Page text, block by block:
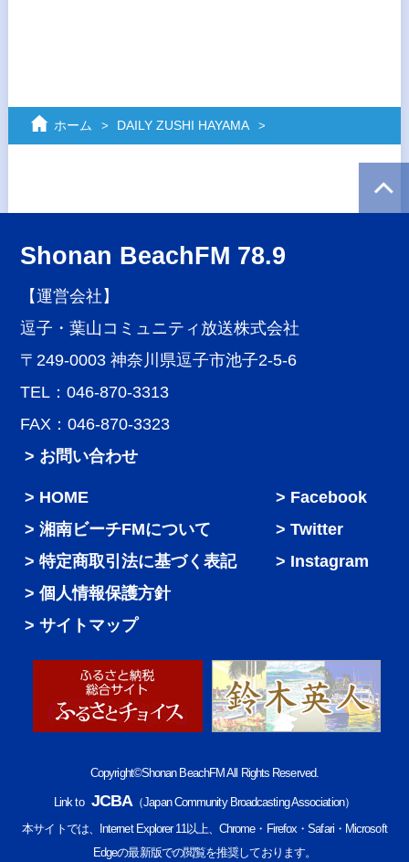
ホーム DAILY ZUSHI HAYAMA
Shonan BeachFM 78.9
【運営会社】
逗子・葉山コミュニティ放送株式会社
〒249-0003 神奈川県逗子市池子2-5-6
TEL：046-870-3313
FAX：046-870-3323
> お問い合わせ
HOME
湘南ビーチFMについて
特定商取引法に基づく表記
個人情報保護方針
サイトマップ
Facebook
Twitter
Instagram
Copyright©Shonan BeachFM All Rights Reserved.
Link to JCBA（Japan Community Broadcasting Association）
本サイトでは、Internet Explorer 11以上、Chrome・Firefox・Safari・Microsoft
Edgeの最新版での閲覧を推奨しております。